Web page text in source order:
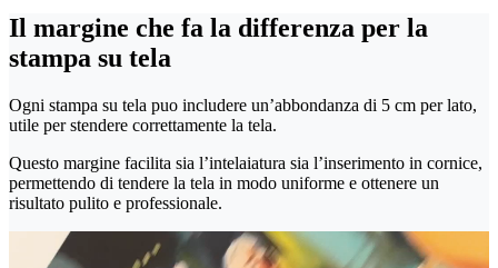
Il margine che fa la differenza per la
stampa su tela
Ogni stampa su tela puo includere un’abbondanza di 5 cm per lato,
utile per stendere correttamente la tela.
Questo margine facilita sia l’intelaiatura sia l’inserimento in cornice,
permettendo di tendere la tela in modo uniforme e ottenere un
risultato pulito e professionale.